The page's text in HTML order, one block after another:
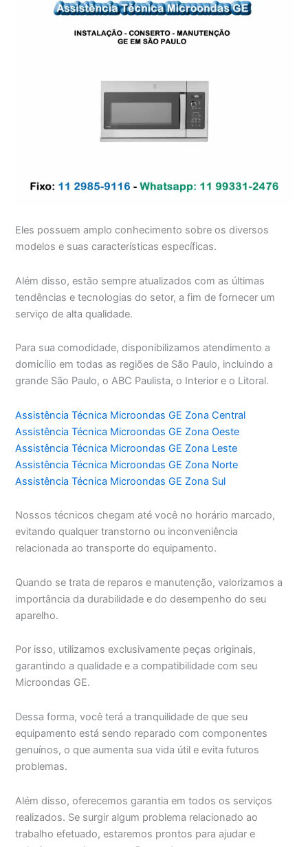
Eles possuem amplo conhecimento sobre os diversos
modelos e suas características específicas.
Além disso, estão sempre atualizados com as últimas
tendências e tecnologias do setor, a fim de fornecer um
serviço de alta qualidade.
Para sua comodidade, disponibilizamos atendimento a
domicílio em todas as regiões de São Paulo, incluindo a
grande São Paulo, o ABC Paulista, o Interior e o Litoral.
Assistência Técnica Microondas GE Zona Central
Assistência Técnica Microondas GE Zona Oeste
Assistência Técnica Microondas GE Zona Leste
Assistência Técnica Microondas GE Zona Norte
Assistência Técnica Microondas GE Zona Sul
Nossos técnicos chegam até você no horário marcado,
evitando qualquer transtorno ou inconveniência
relacionada ao transporte do equipamento.
Quando se trata de reparos e manutenção, valorizamos a
importância da durabilidade e do desempenho do seu
aparelho.
Por isso, utilizamos exclusivamente peças originais,
garantindo a qualidade e a compatibilidade com seu
Microondas GE.
Dessa forma, você terá a tranquilidade de que seu
equipamento está sendo reparado com componentes
genuínos, o que aumenta sua vida útil e evita futuros
problemas.
Além disso, oferecemos garantia em todos os serviços
realizados. Se surgir algum problema relacionado ao
trabalho efetuado, estaremos prontos para ajudar e